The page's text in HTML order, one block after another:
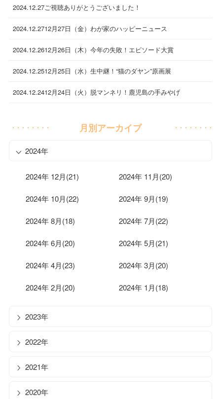
2024.12.27ご視聴ありがとうございました！
2024.12.2712月27日（金）わが家のハッピーニュース
2024.12.2612月26日（木）今年の失敗！エピソード大賞
2024.12.2512月25日（水）生中継！“猫のダヤン”原画展
2024.12.2412月24日（火）脱マンネリ！鹿児島の手みやげ
月別アーカイブ
2024年
2024年 12月(21) 2024年 11月(20)
2024年 10月(22) 2024年 9月(19)
2024年 8月(18) 2024年 7月(22)
2024年 6月(20) 2024年 5月(21)
2024年 4月(23) 2024年 3月(20)
2024年 2月(20) 2024年 1月(18)
2023年
2022年
2021年
2020年